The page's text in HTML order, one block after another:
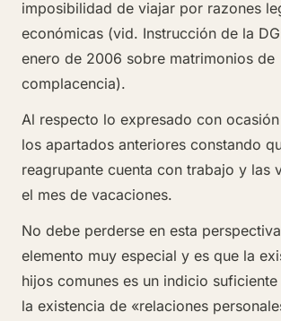
imposibilidad de viajar por razones
económicas (vid. Instrucción de la
enero de 2006 sobre matrimonios de
complacencia).
Al respecto lo expresado con
los apartados anteriores constando
reagrupante cuenta con trabajo y las
el mes de vacaciones.
No debe perderse en esta
elemento muy especial y es que la
hijos comunes es un indicio
la existencia de «relaciones